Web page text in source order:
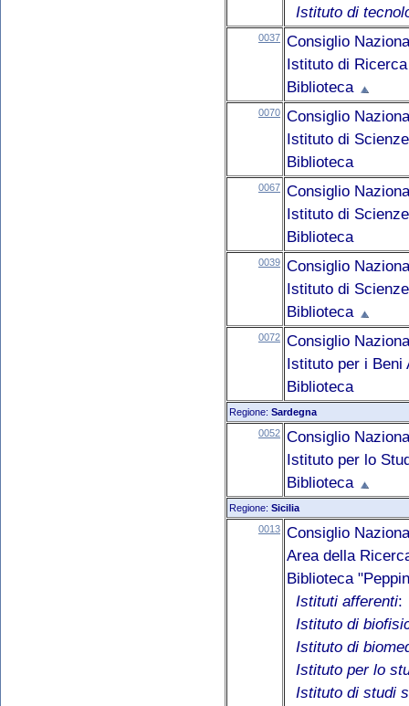
Istituto di
0037 Consiglio
Istituto di
Biblioteca
0070 Consiglio
Istituto di
Biblioteca
0067 Consiglio
Istituto di
Biblioteca
0039 Consiglio
Istituto di
Biblioteca
0072 Consiglio
Istituto per i Beni
Biblioteca
Regione: Sardegna
0052 Consiglio
Istituto per lo
Biblioteca
Regione: Sicilia
0013 Consiglio
Area della
Biblioteca
Istituti afferenti:
Istituto di
Istituto di
Istituto per lo
Istituto di studi